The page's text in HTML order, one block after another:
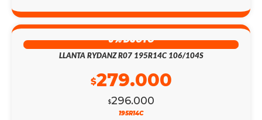
6% DSCTO
LLANTA RYDANZ R07 195R14C 106/104S
$296.000
$279.000
195R14C